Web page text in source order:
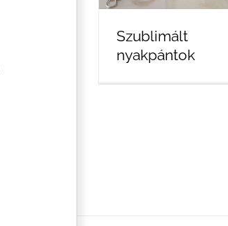
Szublimált
nyakpántok